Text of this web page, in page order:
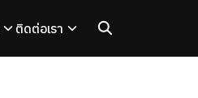
ติดต่อเรา